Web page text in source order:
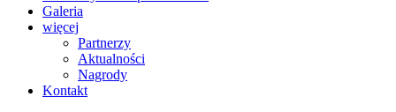
Galeria
więcej
Partnerzy
Aktualności
Nagrody
Kontakt